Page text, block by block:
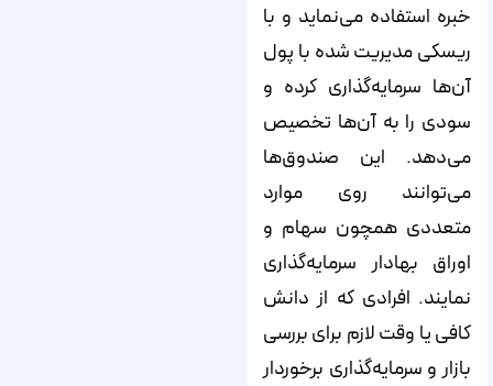
خبره استفاده می‌نماید و با
ریسکی مدیریت شده با پول
آن‌ها سرمایه‌گذاری کرده و
سودی را به آن‌ها تخصیص
می‌دهد. این صندوق‌ها
می‌توانند روی موارد
متعددی همچون سهام و
اوراق بهادار سرمایه‌گذاری
نمایند. افرادی که از دانش
کافی یا وقت لازم برای بررسی
بازار و سرمایه‌گذاری برخوردار